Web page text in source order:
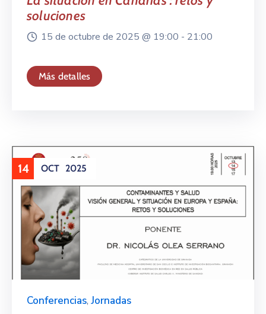
soluciones
15 de octubre de 2025 @ 19:00 - 21:00
Más detalles
14 OCT 2025
Conferencias, Jornadas